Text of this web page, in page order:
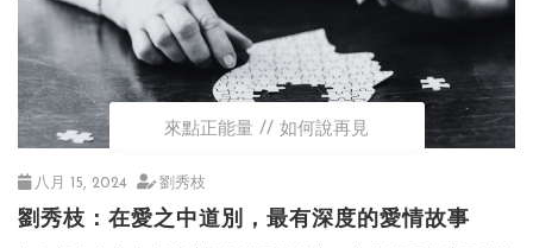
來點正能量 如何說再見
八月 15, 2024 劉秀枝
劉秀枝：在愛之中道別，最有深度的愛情故事